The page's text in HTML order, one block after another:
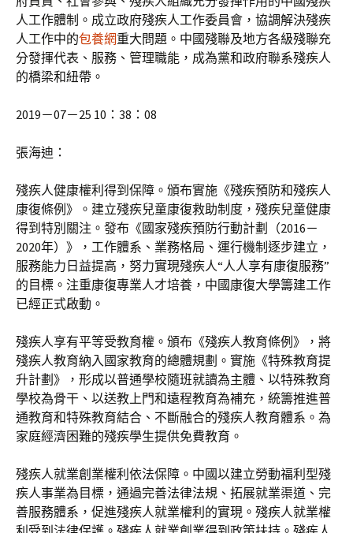
人工作體制。成立政府殘疾人工作委員會，協調解決殘疾
人工作中的包養網重大問題。中國殘聯及地方各級殘聯充
分發揮代表、服務、管理職能，成為黨和政府聯系殘疾人
的橋梁和紐帶。
2019－07－25 10：38：08
張海迪：
殘疾人健康權利得到保障。頒布實施《殘疾預防和殘疾人
康復條例》。建立殘疾兒童康復救助制度，殘疾兒童健康
得到特別關注。發布《國家殘疾預防行動計劃（2016－
2020年）》，工作體系、業務格局、運行機制逐步建立，
服務能力日益提高，努力實現殘疾人“人人享有康復服務”
的目標。注重康復專業人才培養，中國康復大學籌建工作
已經正式啟動。
殘疾人享有平等受教育權。頒布《殘疾人教育條例》，將
殘疾人教育納入國家教育的總體規劃。實施《特殊教育提
升計劃》，形成以普通學校隨班就讀為主體、以特殊教育
學校為骨干、以送教上門和遠程教育為補充，統籌推進普
通教育和特殊教育結合、不斷融合的殘疾人教育體系。為
家庭經濟困難的殘疾學生提供免費教育。
殘疾人就業創業權利依法保障。中國以建立勞動福利型殘
疾人事業為目標，通過完善法律法規、拓展就業渠道、完
善服務體系，促進殘疾人就業權利的實現。殘疾人就業權